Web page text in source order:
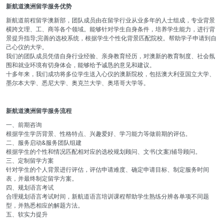
新航道澳洲留学服务优势
新航道前程留学澳新部，团队成员由在留学行业从业多年的人士组成，专业背景
横跨文理、工、商等各个领域。能够针对学生自身条件，培养学生能力，进行背
景提升指导;完善的选校系统，根据学生个性化背景匹配院校。帮助学子申请到自
己心仪的大学。
我们的团队成员凭借自身行业经验、亲身教育经历，对澳新的教育制度、社会氛
围和就业环境有切身体会，能够给予诚恳的意见和建议。
十多年来，我们成功将多位学生送入心仪的澳新院校，包括澳大利亚国立大学、
墨尔本大学、悉尼大学、奥克兰大学、奥塔哥大学等。
新航道澳洲留学服务流程
一、前期咨询
根据学生学历背景、性格特点、兴趣爱好、学习能力等做前期的评估。
二、服务启动&服务团队组建
根据学生的个性和情况匹配相对应的选校规划顾问、文书(文案)辅导顾问。
三、定制留学方案
针对学生的个人背景进行评估，评估申请难度、确定申请目标、制定服务时间
表，并最终制定留学方案。
四、规划语言考试
合理规划语言考试时间，新航道语言培训课程帮助学生熟练分辨各单项不同题
型，并熟悉相应的解题方法。
五、软实力提升